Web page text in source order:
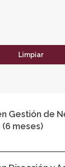
Limpiar
Gestión de
meses)